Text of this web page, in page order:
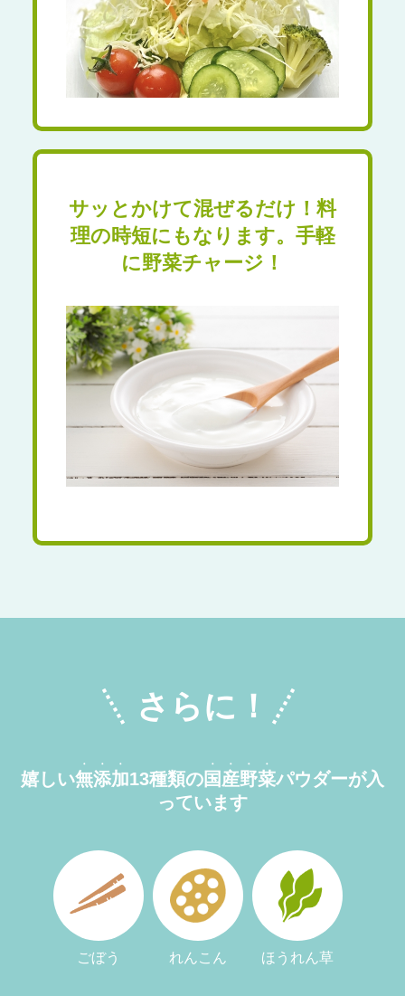
サッとかけて混ぜるだけ！ 料
理の時短にもなります。 手軽
に野菜チャージ！
さらに！
嬉しい無添加
・・・
13種類の国産野菜
・・・・
パウダーが入
っています
ごぼう れんこん ほうれん草